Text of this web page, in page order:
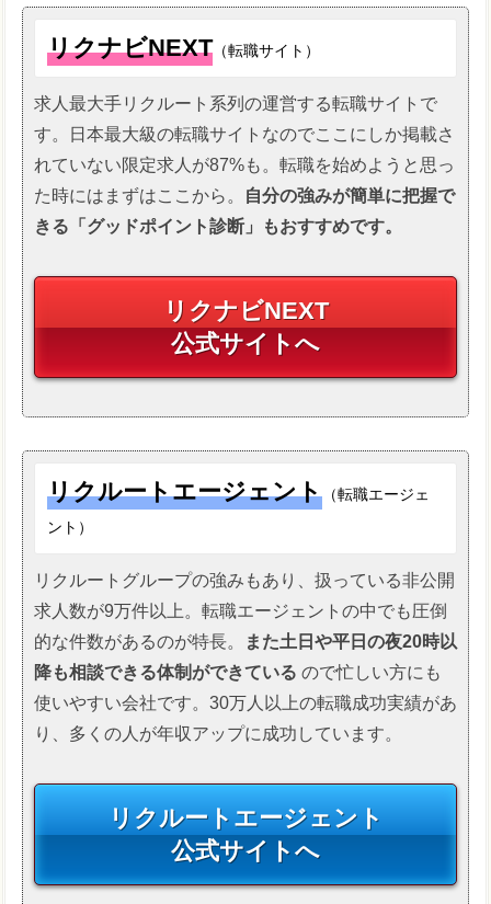
リクナビNEXT （転職サイト）
求人最大手リクルート系列の運営する転職サイトで
す。日本最大級の転職サイトなのでここにしか掲載さ
れていない限定求人が87%も。転職を始めようと思っ
た時にはまずはここから。
自分の強みが簡単に把握で
きる「グッドポイント診断」もおすすめです。
リクナビNEXT
公式サイトへ
リクルートエージェント （転職エージェ
ント）
リクルートグループの強みもあり、扱っている非公開
求人数が9万件以上。転職エージェントの中でも圧倒
的な件数があるのが特長。
また土日や平日の夜20時以
降も相談できる体制ができている ので忙しい方にも
使いやすい会社です。30万人以上の転職成功実績があ
り、多くの人が年収アップに成功しています。
リクルートエージェント
公式サイトへ